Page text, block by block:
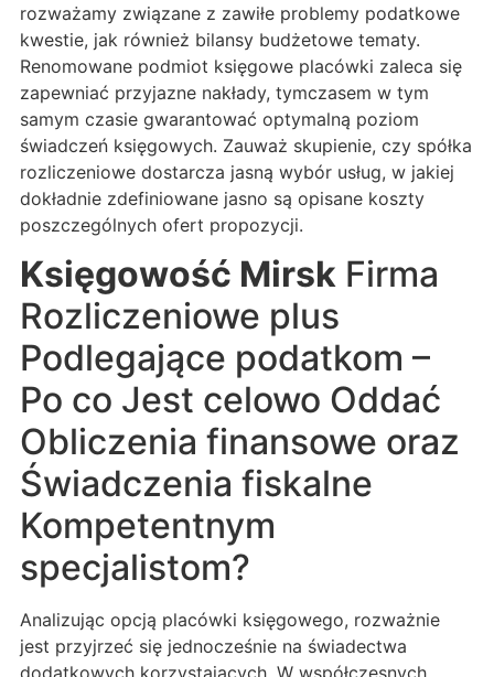
rozważamy związane z zawiłe problemy podatkowe
kwestie, jak również bilansy budżetowe tematy.
Renomowane podmiot księgowe placówki zaleca się
zapewniać przyjazne nakłady, tymczasem w tym
samym czasie gwarantować optymalną poziom
świadczeń księgowych. Zauważ skupienie, czy spółka
rozliczeniowe dostarcza jasną wybór usług, w jakiej
dokładnie zdefiniowane jasno są opisane koszty
poszczególnych ofert propozycji.
Księgowość Mirsk Firma
Rozliczeniowe plus
Podlegające podatkom –
Po co Jest celowo Oddać
Obliczenia finansowe oraz
Świadczenia fiskalne
Kompetentnym
specjalistom?
Analizując opcją placówki księgowego, rozważnie
jest przyjrzeć się jednocześnie na świadectwa